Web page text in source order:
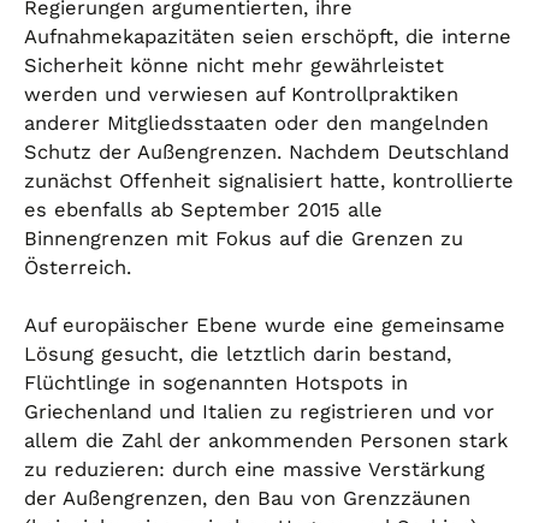
Regierungen argumentierten, ihre
Aufnahmekapazitäten seien erschöpft, die interne
Sicherheit könne nicht mehr gewährleistet
werden und verwiesen auf Kontrollpraktiken
anderer Mitgliedsstaaten oder den mangelnden
Schutz der Außengrenzen. Nachdem Deutschland
zunächst Offenheit signalisiert hatte, kontrollierte
es ebenfalls ab September 2015 alle
Binnengrenzen mit Fokus auf die Grenzen zu
Österreich.
Auf europäischer Ebene wurde eine gemeinsame
Lösung gesucht, die letztlich darin bestand,
Flüchtlinge in sogenannten Hotspots in
Griechenland und Italien zu registrieren und vor
allem die Zahl der ankommenden Personen stark
zu reduzieren: durch eine massive Verstärkung
der Außengrenzen, den Bau von Grenzzäunen